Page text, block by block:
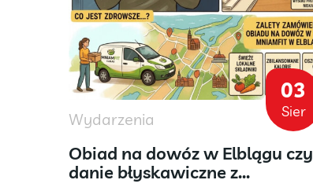
03
Sier
Wydarzenia
Obiad na dowóz w Elblągu czy
danie błyskawiczne z...